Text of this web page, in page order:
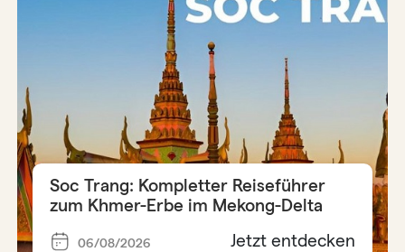
Soc Trang: Kompletter Reiseführer
zum Khmer-Erbe im Mekong-Delta
06/08/2026 Jetzt entdecken